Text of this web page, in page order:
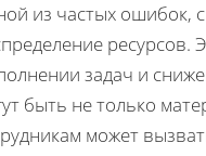
из частых ошибок,
ресурсов.
задач и
быть не только
может